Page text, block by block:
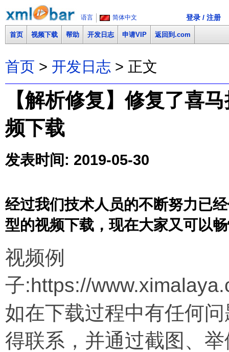
语言 简体中文 登录 / 注册
首页 视频下载 帮助 开发日志 申请VIP 返回到.com
首页 > 开发日志 > 正文
【解析修复】修复了喜
频下载
发表时间: 2019-05-30
经过我们技术人员的不断努力已
型的视频下载，现在大家又可以
视频例
子:https://
如在下载过程中有任何
得联系，并通过截图、